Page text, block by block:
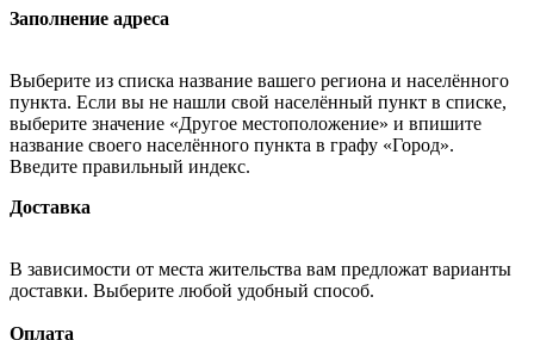
Заполнение адреса
Выберите из списка название вашего региона и населённого
пункта. Если вы не нашли свой населённый пункт в списке,
выберите значение «Другое местоположение» и впишите
название своего населённого пункта в графу «Город».
Введите правильный индекс.
Доставка
В зависимости от места жительства вам предложат варианты
доставки. Выберите любой удобный способ.
Оплата